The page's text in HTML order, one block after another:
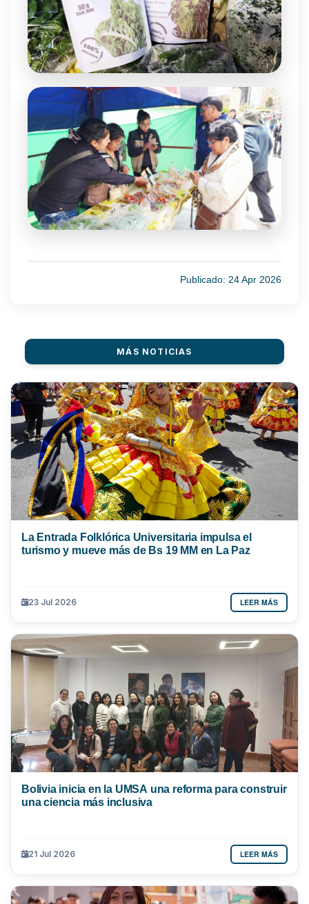
Publicado: 24 Apr 2026
MÁS NOTICIAS
La Entrada Folklórica Universitaria impulsa el
turismo y mueve más de Bs 19 MM en La Paz
23 Jul 2026 LEER MÁS
Bolivia inicia en la UMSA una reforma para construir
una ciencia más inclusiva
21 Jul 2026 LEER MÁS